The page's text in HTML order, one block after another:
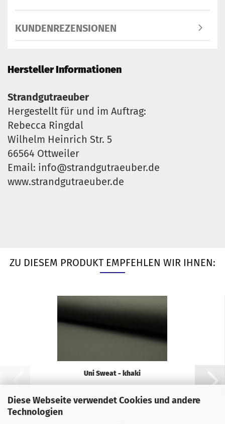
Diese Webseite verwendet Cookies und andere
Technologien
KUNDENREZENSIONEN
Hersteller Informationen
Strandgutraeuber
Hergestellt für und im Auftrag:
Rebecca Ringdal
Wilhelm Heinrich Str. 5
66564 Ottweiler
Email: info@strandgutraeuber.de
www.strandgutraeuber.de
ZU DIESEM PRODUKT EMPFEHLEN WIR IHNEN:
Uni Sweat - khaki